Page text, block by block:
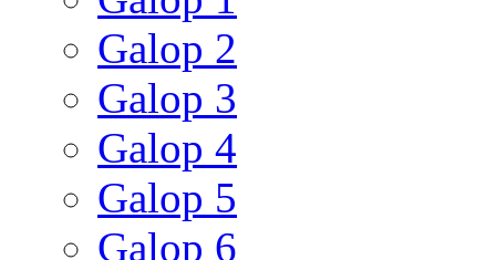
Galop 2
Galop 3
Galop 4
Galop 5
Galop 6